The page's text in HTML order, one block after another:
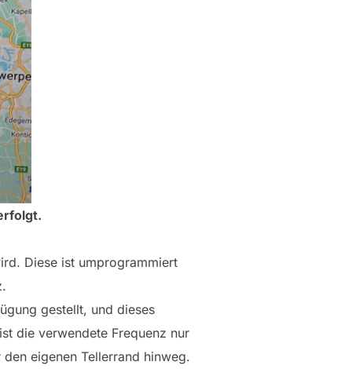
Diese ist umprogrammiert
gestellt, und dieses
die verwendete Frequenz nur
eigenen Tellerrand hinweg.